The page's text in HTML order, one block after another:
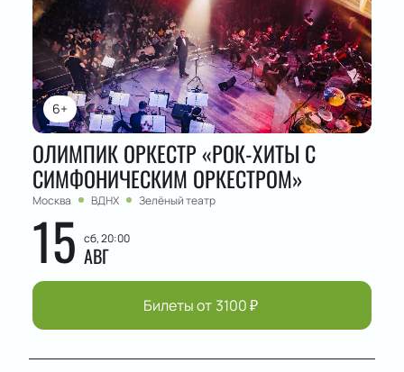
6+
ОЛИМПИК ОРКЕСТР «РОК-ХИТЫ С
СИМФОНИЧЕСКИМ ОРКЕСТРОМ»
Москва ВДНХ Зелёный театр
15 сб, 20:00
АВГ
Билеты от 3100₽